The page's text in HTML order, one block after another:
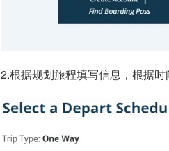
2.根据规划旅程填写信息，根据时